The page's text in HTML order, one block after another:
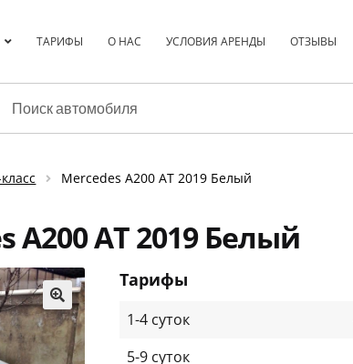
ТАРИФЫ О НАС УСЛОВИЯ АРЕНДЫ ОТЗЫВЫ
Mercedes A200 АТ 2019 Белый
A200 АТ 2019 Белый
🔍
Тарифы
1-4 суток
5-9 суток